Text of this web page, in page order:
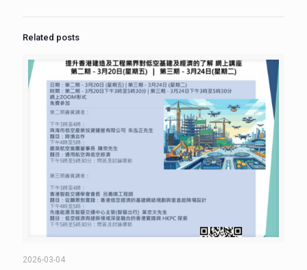
Related posts
2026-03-04